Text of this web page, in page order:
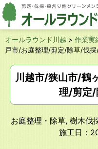
オールラウンド川越 > 作業実
戸市/お庭整理/剪定/除草/伐
川越市/狭山市/鶴
理/剪定
お庭整理・除草, 樹木伐
施工日：